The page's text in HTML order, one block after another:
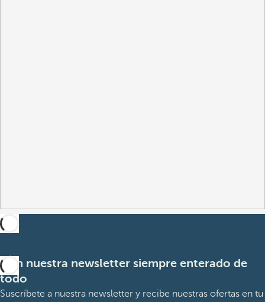
Con nuestra newsletter siempre enterado de
todo
Suscríbete a nuestra newsletter y recibe nuestras ofertas en tu